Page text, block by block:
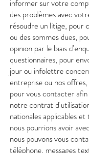
informer sur votre
des problèmes avec
résoudre un litige, pour
ou des sommes dues,
opinion par le biais
questionnaires, pour
jour ou infolettre
entreprise ou nos
pour vous contacter
notre contrat
nationales applicables
nous pourrions avoir
nous pouvons vous
téléphone, messages